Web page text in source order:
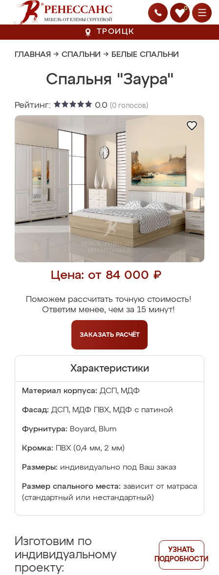
0
ТРОИЦК
ГЛАВНАЯ → СПАЛЬНИ → БЕЛЫЕ СПАЛЬНИ
Спальня "Заура"
Рейтинг: 0.0 (0 голосов)
Цена: от 84 000 ₽
Поможем рассчитать точную стоимость!
Ответим менее, чем за 15 минут!
ЗАКАЗАТЬ РАСЧЁТ
Характеристики
Материал корпуса: ДСП, МДФ
Фасад: ДСП, МДФ ПВХ, МДФ с патиной
Фурнитура: Boyard, Blum
Кромка: ПВХ (0,4 мм, 2 мм)
Размеры: индивидуально под Ваш заказ
Размер спального места: зависит от матраса
(стандартный или нестандартный)
Изготовим по
индивидуальному
проекту:
УЗНАТЬ
ПОДРОБНОСТИ